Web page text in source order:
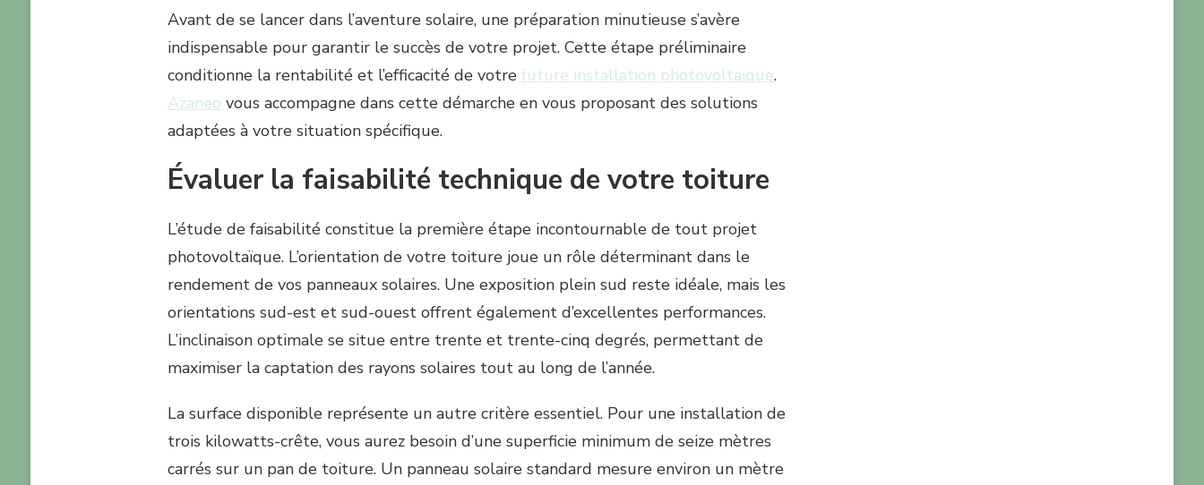
Avant de se lancer dans l’aventure solaire, une préparation minutieuse s’avère
indispensable pour garantir le succès de votre projet. Cette étape préliminaire
conditionne la rentabilité et l’efficacité de votre future installation photovoltaïque.
Azaneo vous accompagne dans cette démarche en vous proposant des solutions
adaptées à votre situation spécifique.
Évaluer la faisabilité technique de votre toiture
L’étude de faisabilité constitue la première étape incontournable de tout projet
photovoltaïque. L’orientation de votre toiture joue un rôle déterminant dans le
rendement de vos panneaux solaires. Une exposition plein sud reste idéale, mais les
orientations sud-est et sud-ouest offrent également d’excellentes performances.
L’inclinaison optimale se situe entre trente et trente-cinq degrés, permettant de
maximiser la captation des rayons solaires tout au long de l’année.
La surface disponible représente un autre critère essentiel. Pour une installation de
trois kilowatts-crête, vous aurez besoin d’une superficie minimum de seize mètres
carrés sur un pan de toiture. Un panneau solaire standard mesure environ un mètre